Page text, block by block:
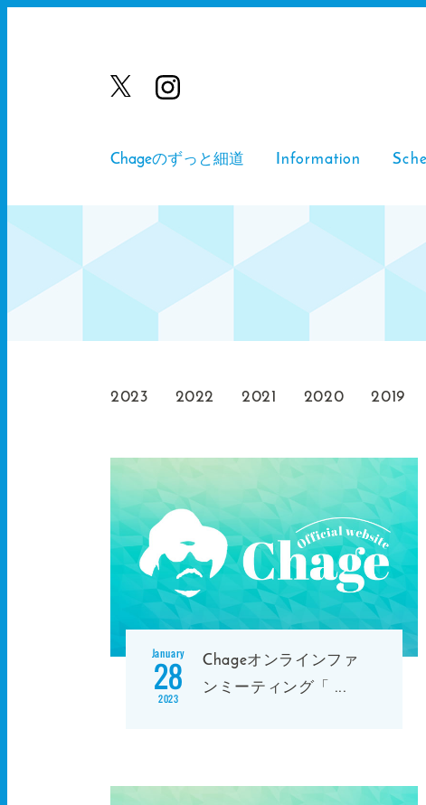
Chageのずっと細道 Information
2023 2022 2021 2020 2019
January
28
2023
Chageオンラインファ
ンミーティング「
...